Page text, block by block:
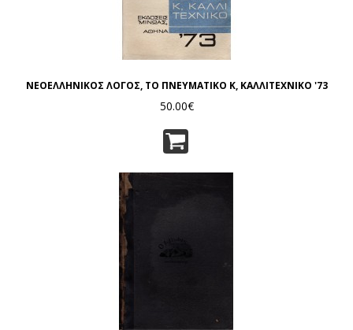
ΝΕΟΕΛΛΗΝΙΚΟΣ ΛΟΓΟΣ, ΤΟ ΠΝΕΥΜΑΤΙΚΟ Κ, ΚΑΛΛΙΤΕΧΝΙΚΟ '73
50.00€